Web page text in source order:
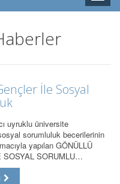
İle Sosyal
uyruklu üniversite
sorumluluk becerilerinin
yapılan GÖNÜLLÜ
SOSYAL SORUMLU…